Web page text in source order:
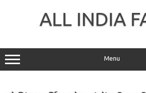
ALL INDIA
Menu